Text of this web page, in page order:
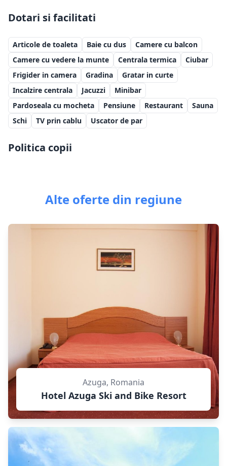
Dotari si facilitati
Articole de toaleta Baie cu dus
Camere cu balcon
Camere cu vedere la munte
Centrala termica
Ciubar
Frigider in camera
Gradina
Gratar in curte
Incalzire centrala
Jacuzzi
Minibar
Pardoseala cu mocheta
Pensiune Restaurant
Sauna
Schi
TV prin cablu Uscator de par
Politica copii
Alte oferte din regiune
Azuga, Romania
Hotel Azuga Ski and Bike Resort